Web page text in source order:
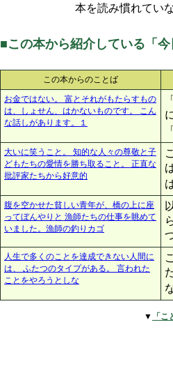
本を読み慣れてい
■この本から紹介している「
この本からのことば
お金ではない。 富とそれがもたらすもの
は、しょせん、はかないものです。 こん
な話しがあります。１
大いに笑うこと。 知的な人々の尊敬と子
どもたちの愛情を勝ち取ること。 正直な
批評家たちから好意的
腹を空かせた貧しい青年が、橋の上に座
ってぼんやりと 漁師たちの仕事を眺めて
いました。漁師の釣りカゴ
人生で多くのことを達成できない人間に
は、 ふたつのタイプがある。 言われた
ことをやろうとしな
▼ 「